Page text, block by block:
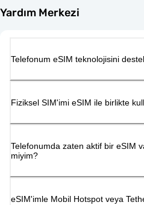
Yardım Merkezi
Telefonum eSIM teknolojisini
Fiziksel SIM'imi eSIM ile birlikte
Telefonumda zaten aktif bir eSIM
miyim?
eSIM'imle Mobil Hotspot veya